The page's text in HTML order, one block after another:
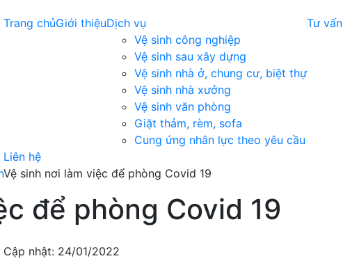
Trang chủGiới thiệuDịch vụ
Vệ sinh công nghiệp
Vệ sinh sau xây dựng
Vệ sinh nhà ở, chung cư, biệt thự
Vệ sinh nhà xưởng
Vệ sinh văn phòng
Giặt thảm, rèm, sofa
Cung ứng nhân lực theo yêu cầu
Tư vấn
Liên hệ
Vệ sinh nơi làm việc để phòng Covid 19
để phòng Covid 19
Cập nhật: 24/01/2022